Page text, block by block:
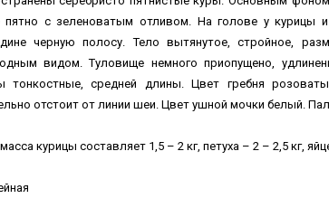
пятно с зеленоватым отливом. На голове у курицы
черную полосу. Тело вытянутое, стройное,
видом. Туловище немного приопущено,
тонкостные, средней длины. Цвет гребня
отстоит от линии шеи. Цвет ушной мочки белый.
курицы составляет 1,5 – 2 кг, петуха – 2 – 2,5 кг,